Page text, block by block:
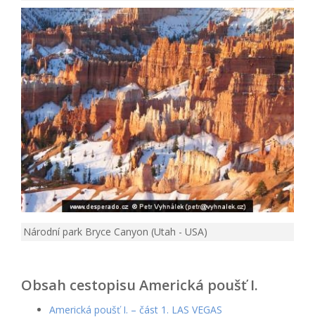
Národní park Bryce Canyon (Utah - USA)
Obsah cestopisu Americká poušť I.
Americká poušť I. – část 1. LAS VEGAS